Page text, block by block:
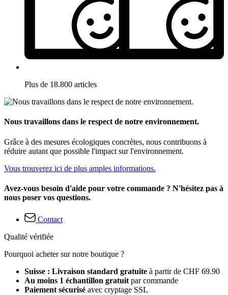
Plus de 18.800 articles
Nous travaillons dans le respect de notre environnement.
Grâce à des mesures écologiques concrètes, nous contribuons à
réduire autant que possible l'impact sur l'environnement.
Vous trouverez ici de plus amples informations.
Avez-vous besoin d'aide pour votre commande ? N'hésitez pas à
nous poser vos questions.
Contact
Qualité vérifiée
Pourquoi acheter sur notre boutique ?
Suisse : Livraison standard gratuite à partir de CHF 69.90
Au moins 1 échantillon gratuit par commande
Paiement sécurisé avec cryptage SSL